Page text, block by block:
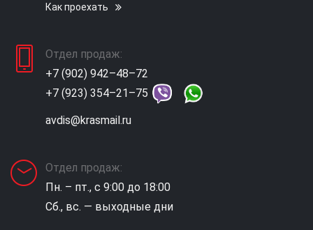
Как проехать
Отдел продаж:
+7 (902) 942–48–72
+7 (923) 354–21–75
avdis@krasmail.ru
Отдел продаж:
Пн. – пт., с 9:00 до 18:00
Сб., вс. — выходные дни